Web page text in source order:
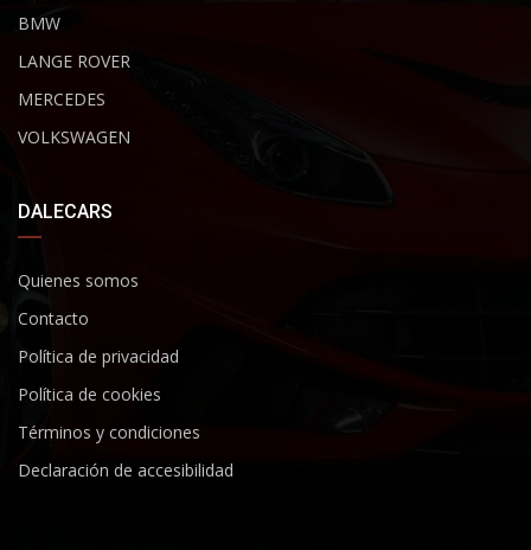
BMW
LANGE ROVER
MERCEDES
VOLKSWAGEN
DALECARS
Quienes somos
Contacto
Política de privacidad
Política de cookies
Términos y condiciones
Declaración de accesibilidad